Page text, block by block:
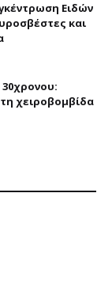
Eιδών
και
30χρονου:
χειροβομβίδα